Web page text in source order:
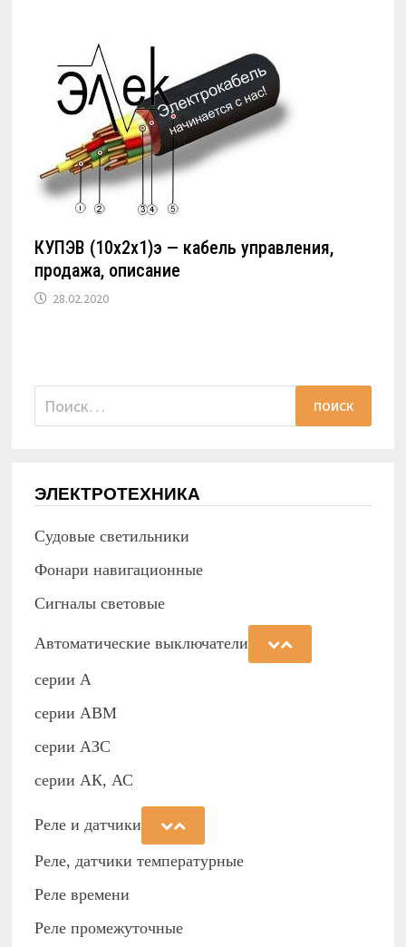
КУПЭВ (10х2х1)э — кабель управления,
продажа, описание
28.02.2020
Найти:
ЭЛЕКТРОТЕХНИКА
Судовые светильники
Фонари навигационные
Сигналы световые
Автоматические выключатели
серии А
серии АВМ
cерии АЗС
серии АК, АС
Реле и датчики
Реле, датчики температурные
Реле времени
Реле промежуточные